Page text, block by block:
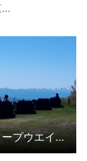
…
蔵王ロープウエイ 空中散歩＆蔵王テラス